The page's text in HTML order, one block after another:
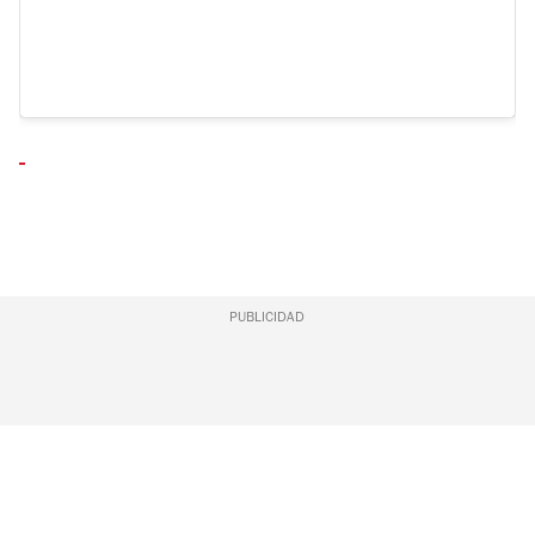
PUBLICIDAD